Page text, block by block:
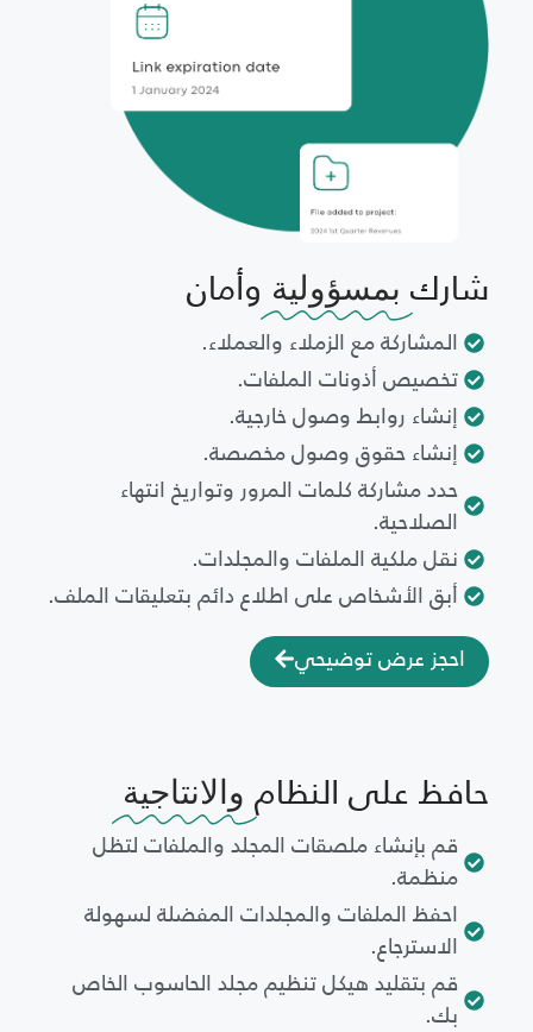
شارك بمسؤولية وأمان
المشاركة مع الزملاء والعملاء.
تخصيص أذونات الملفات.
إنشاء روابط وصول خارجية.
إنشاء حقوق وصول مخصصة.
حدد مشاركة كلمات المرور وتواريخ انتهاء
الصلاحية.
نقل ملكية الملفات والمجلدات.
أبق الأشخاص على اطلاع دائم بتعليقات الملف.
احجز عرض توضيحي
حافظ على النظام والانتاجية
قم بإنشاء ملصقات المجلد والملفات لتظل
منظمة.
احفظ الملفات والمجلدات المفضلة لسهولة
الاسترجاع.
قم بتقليد هيكل تنظيم مجلد الحاسوب الخاص
بك.